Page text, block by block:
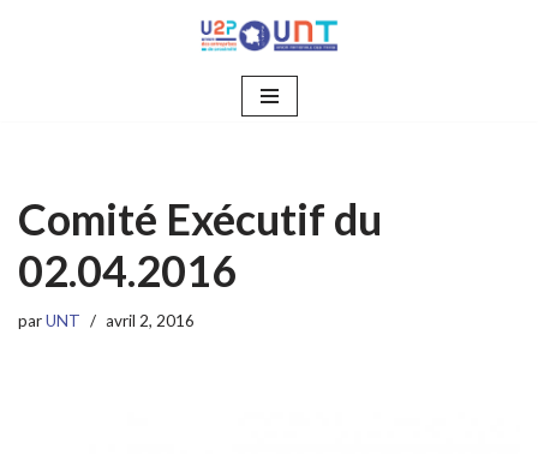
Comité Exécutif du
02.04.2016
parUNT avril 2, 2016